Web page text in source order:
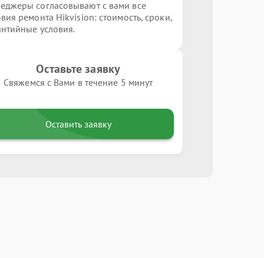
согласовывают с вами все
ремонта Hikvision: стоимость, сроки,
условия.
Оставьте заявку
Свяжемся с Вами в течение 5 минут
Оставить заявку